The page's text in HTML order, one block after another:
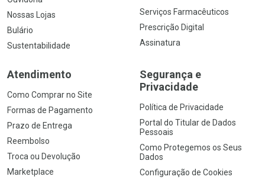
Nossas Lojas
Bulário
Sustentabilidade
Serviços Farmacêuticos
Prescrição Digital
Assinatura
Atendimento
Como Comprar no Site
Formas de Pagamento
Prazo de Entrega
Reembolso
Troca ou Devolução
Marketplace
Segurança e
Privacidade
Política de Privacidade
Portal do Titular de Dados
Pessoais
Como Protegemos os Seus
Dados
Configuração de Cookies